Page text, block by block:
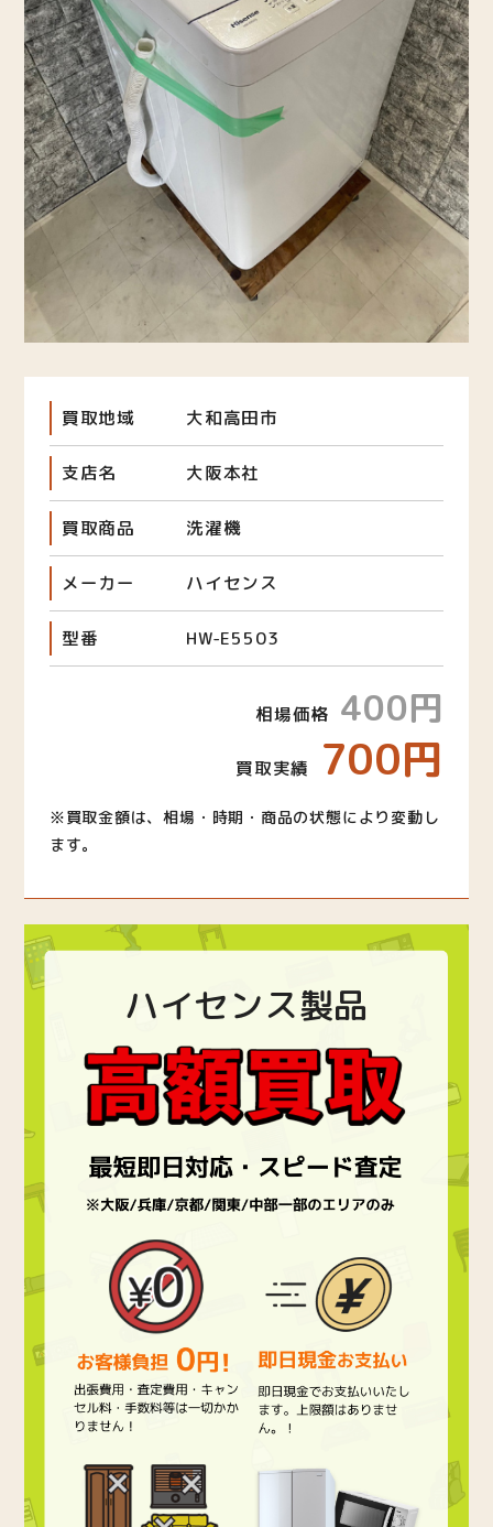
買取地域 大和高田市
支店名 大阪本社
買取商品 洗濯機
メーカー ハイセンス
型番 HW-E5503
相場価格 400円
買取実績 700円
※買取金額は、相場・時期・商品の状態により変動し
ます。
ハイセンス製品